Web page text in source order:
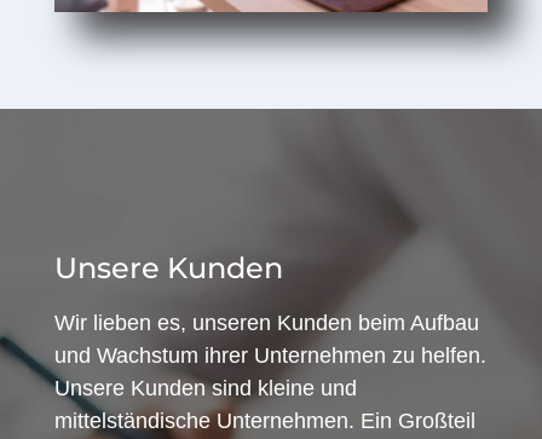
Unsere Kunden
Wir lieben es, unseren Kunden beim Aufbau
und Wachstum ihrer Unternehmen zu helfen.
Unsere Kunden sind kleine und
mittelständische Unternehmen. Ein Großteil